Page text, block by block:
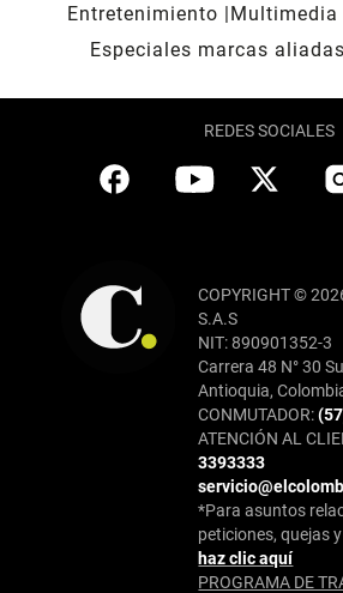
Entretenimiento
Multimedia
Especiales marcas aliadas
REDES SOCIALES
COPYRIGHT ©
S.A.S
NIT: 890901352-3
Carrera 48 N° 30
Antioquia,
CONMUTADOR:
ATENCIÓN AL
3393333
*Para asuntos
peticiones, quejas
haz clic aquí
PROGRAMA DE